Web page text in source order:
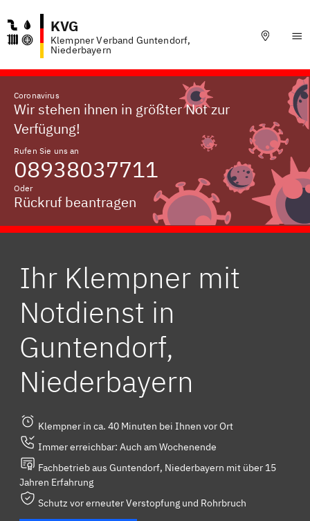
KVG
Klempner Verband Guntendorf,
Niederbayern
Coronavirus
Wir stehen ihnen in größter Not zur
Verfügung!
Rufen Sie uns an
08938037711
Oder
Rückruf beantragen
Ihr Klempner mit
Notdienst in
Guntendorf,
Niederbayern
Klempner in ca. 40 Minuten bei Ihnen vor Ort
Immer erreichbar: Auch am Wochenende
Fachbetrieb aus Guntendorf, Niederbayern mit über 15
Jahren Erfahrung
Schutz vor erneuter Verstopfung und Rohrbruch